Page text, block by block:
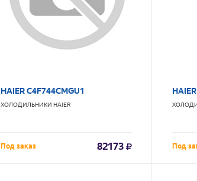
HAIER C4F744CMGU1
ХОЛОДИЛЬНИКИ HAIER
Под заказ 82173 Под